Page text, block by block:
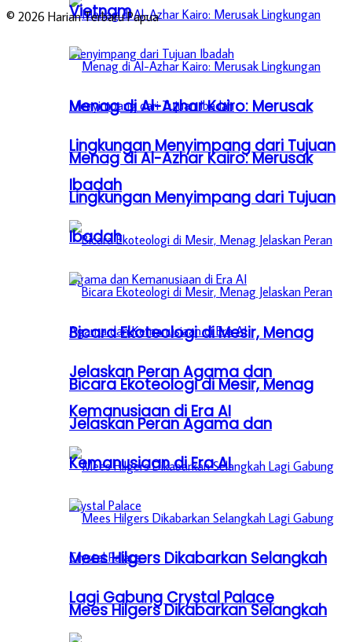
Menag di Al-Azhar Kairo: Merusak
Lingkungan Menyimpang dari Tujuan
Ibadah
Bicara Ekoteologi di Mesir, Menag
Jelaskan Peran Agama dan
Kemanusiaan di Era AI
Mees Hilgers Dikabarkan Selangkah
Lagi Gabung Crystal Palace
Vietnam
Menag di Al-Azhar Kairo: Merusak
Lingkungan Menyimpang dari Tujuan
Ibadah
Bicara Ekoteologi di Mesir, Menag
Jelaskan Peran Agama dan
Kemanusiaan di Era AI
Mees Hilgers Dikabarkan Selangkah
© 2026 Harian Terbaru Papua